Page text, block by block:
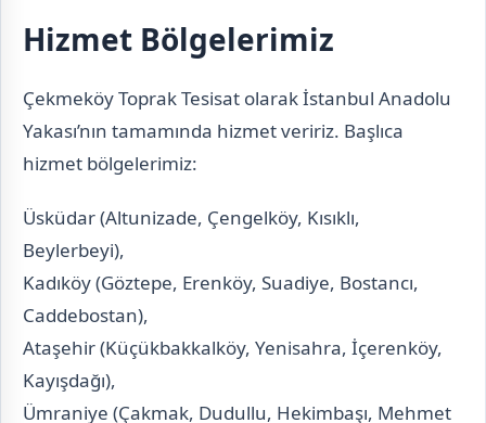
Hizmet Bölgelerimiz
Çekmeköy Toprak Tesisat olarak İstanbul Anadolu
Yakası’nın tamamında hizmet veririz. Başlıca
hizmet bölgelerimiz:
Üsküdar (Altunizade, Çengelköy, Kısıklı,
Beylerbeyi),
Kadıköy (Göztepe, Erenköy, Suadiye, Bostancı,
Caddebostan),
Ataşehir (Küçükbakkalköy, Yenisahra, İçerenköy,
Kayışdağı),
Ümraniye (Çakmak, Dudullu, Hekimbaşı, Mehmet